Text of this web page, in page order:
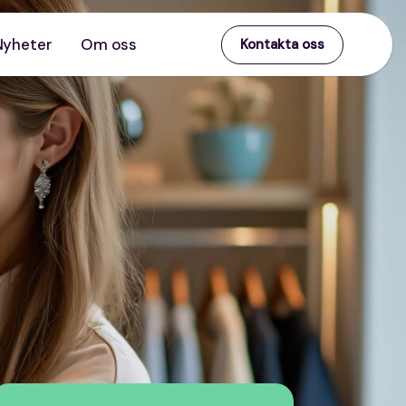
Om oss Kontakta oss